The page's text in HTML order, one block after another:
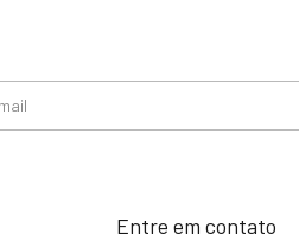
Entre em contato